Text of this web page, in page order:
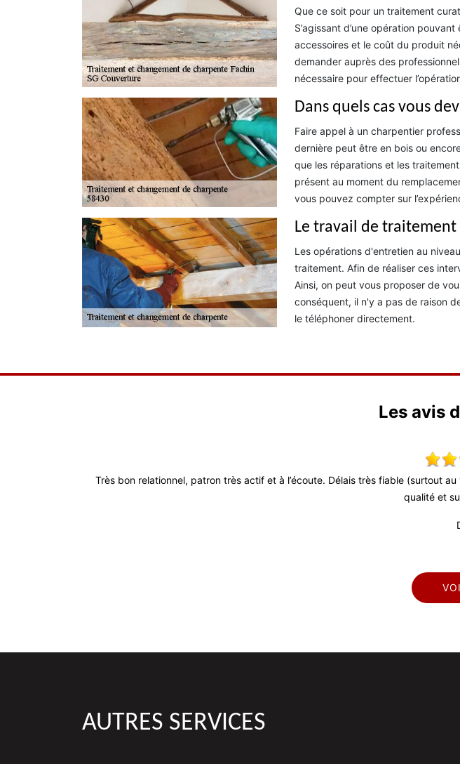
Que ce soit pour un traitement
S’agissant d’une opération
accessoires et le coût du produit
demander auprès des
nécessaire pour effectuer
Dans quels cas vous
Faire appel à un charpentier
dernière peut être en bois ou
que les réparations et les
présent au moment du
vous pouvez compter sur
Le travail de traitement
Les opérations d'entretien au
traitement. Afin de réaliser ces
Ainsi, on peut vous proposer de
conséquent, il n'y a pas de raison
le téléphoner directement.
Les avis
Très bon relationnel, patron très actif et à l’écoute. Délais très fiable (surtout
qualité et
AUTRES SERVICES